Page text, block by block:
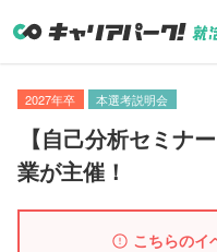
2027年卒 本選考説明会
【自己分析セミナー
業が主催！
こちらのイ